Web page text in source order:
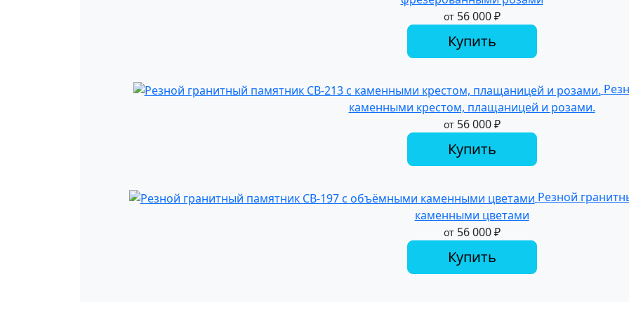
от 56 000₽
Купить
каменными крестом, плащаницей и розами.
от 56 000₽
Купить
Резной
каменными цветами
от 56 000₽
Купить